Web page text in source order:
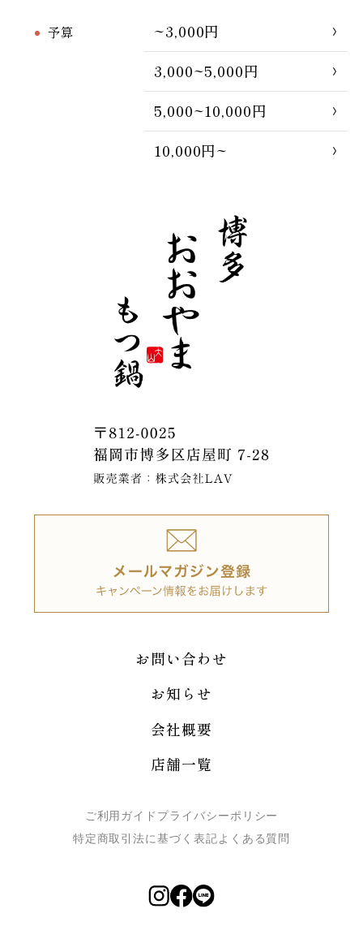
予算
~3,000円
3,000~5,000円
5,000~10,000円
10,000円~
お問い合わせ
お知らせ
会社概要
店舗一覧
ご利用ガイド プライバシーポリシー
特定商取引法に基づく表記よくある質問